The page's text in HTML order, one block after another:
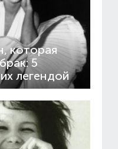
которая
5
легендой